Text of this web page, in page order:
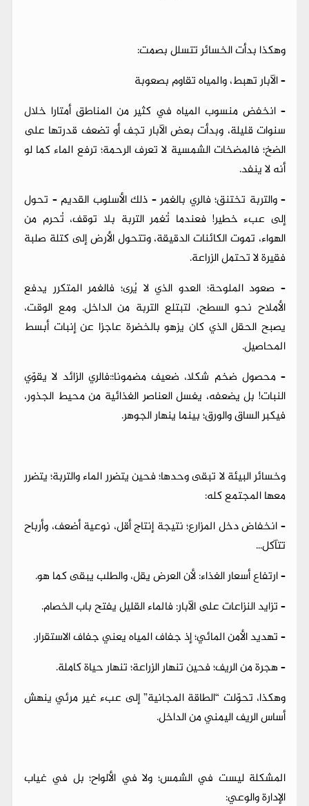
وهكذا بدأت الخسائر تتسلل بصمت:
– الآبار تهبط، والمياه تقاوم بصعوبة
– انخفض منسوب المياه في كثير من المناطق أمتارا خلال
سنوات قليلة، وبدأت بعض الآبار تجف أو تضعف قدرتها على
الضخ؛ فالمضخات الشمسية لا تعرف الرحمة؛ ترفع الماء كما لو
أنه لا ينفد.
– والتربة تختنق؛ فالري بالغمر – ذلك الأسلوب القديم – تحول
إلى عبء خطير! فعندما تُغمر التربة بلا توقف، تُحرم من
الهواء، تموت الكائنات الدقيقة، وتتحول الأرض إلى كتلة صلبة
فقيرة لا تحتمل الزراعة.
– صعود الملوحة؛ العدو الذي لا يُرى؛ فالغمر المتكرر يدفع
الأملاح نحو السطح، لتبتلع التربة من الداخل. ومع الوقت،
يصبح الحقل الذي كان يزهو بالخضرة عاجزا عن إنبات أبسط
المحاصيل.
– محصول ضخم شكلا، ضعيف مضمونا؛:فالري الزائد لا يقوّي
النبات! بل يضعفه، يغسل العناصر الغذائية من محيط الجذور،
فيكبر الساق والورق؛ بينما ينهار الجوهر.
وخسائر البيئة لا تبقى وحدها؛ فحين يتضرر الماء والتربة؛ يتضرر
معها المجتمع كله:
– انخفاض دخل المزارع؛ نتيجة إنتاج أقل، نوعية أضعف، وأرباح
تتآكل...
– ارتفاع أسعار الغذاء: لأن العرض يقل، والطلب يبقى كما هو.
– تزايد النزاعات على الآبار: فالماء القليل يفتح باب الخصام.
– تهديد الأمن المائي؛ إذ جفاف المياه يعني جفاف الاستقرار.
– هجرة من الريف؛ فحين تنهار الزراعة؛ تنهار حياة كاملة.
وهكذا، تحوّلت “الطاقة المجانية” إلى عبء غير مرئي ينهش
أساس الريف اليمني من الداخل.
المشكلة ليست في الشمس؛ ولا في الألواح؛ بل في غياب
الإدارة والوعي: